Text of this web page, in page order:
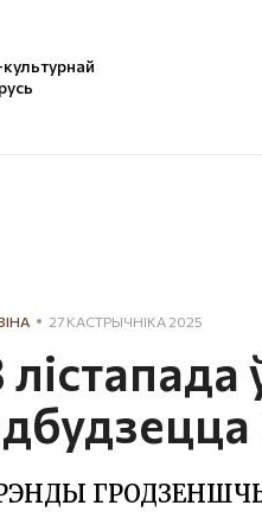
27 КАСТРЫЧНІКА 2025